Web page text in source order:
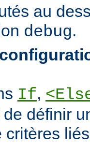
au
debug.
If,
définir
critères